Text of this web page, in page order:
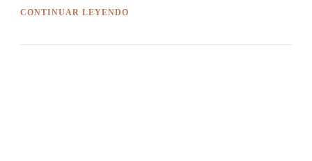
CONTINUAR LEYENDO